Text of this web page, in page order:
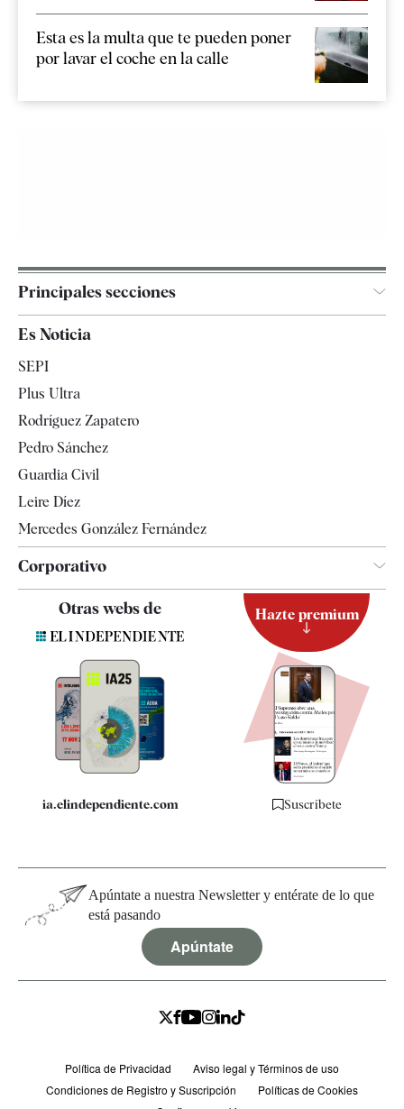
Esta es la multa que te pueden poner
por lavar el coche en la calle
Principales secciones
Televisión
Es Noticia
SEPI
Plus Ultra
Rodríguez Zapatero
Pedro Sánchez
Guardia Civil
Leire Díez
Mercedes González Fernández
Corporativo
Quiénes somos
Especificaciones
Otras webs de
ia.elindependiente.com
Hazte premium
Suscríbete
Apúntate a nuestra Newsletter y entérate de lo que
está pasando
Apúntate
Política de Privacidad
Aviso legal y Términos de uso
Condiciones de Registro y Suscripción
Políticas de Cookies